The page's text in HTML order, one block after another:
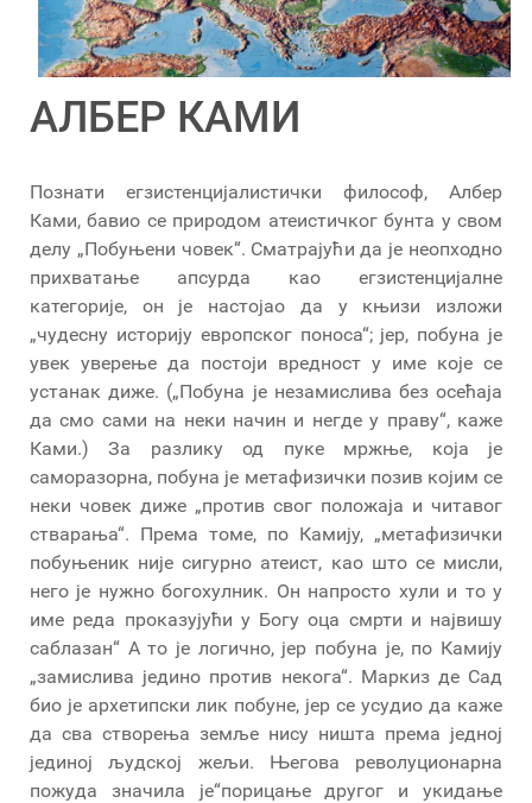
АЛБЕР КАМИ
Познати егзистенцијалистички философ, Албер
Ками, бавио се природом атеистичког бунта у свом
делу „Побуњени човек“. Сматрајући да је неопходно
прихватање апсурда као егзистенцијалне
категорије, он је настојао да у књизи изложи
„чудесну историју европског поноса“; јер, побуна је
увек уверење да постоји вредност у име које се
устанак диже. („Побуна је незамислива без осећаја
да смо сами на неки начин и негде у праву“, каже
Ками.) За разлику од пуке мржње, која је
саморазорна, побуна је метафизички позив којим се
неки човек диже „против свог положаја и читавог
стварања“. Према томе, по Камију, „метафизички
побуњеник није сигурно атеист, као што се мисли,
него је нужно богохулник. Он напросто хули и то у
име реда проказујући у Богу оца смрти и највишу
саблазан“ А то је логично, јер побуна је, по Камију
„замислива једино против некога“. Маркиз де Сад
био је архетипски лик побуне, јер се усудио да каже
да сва створења земље нису ништа према једној
јединој људској жељи. Његова револуционарна
пожуда значила је“порицање другог и укидање